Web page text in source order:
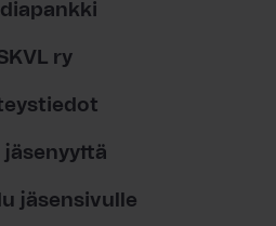
ry
jäsenyyttä
jäsensivulle